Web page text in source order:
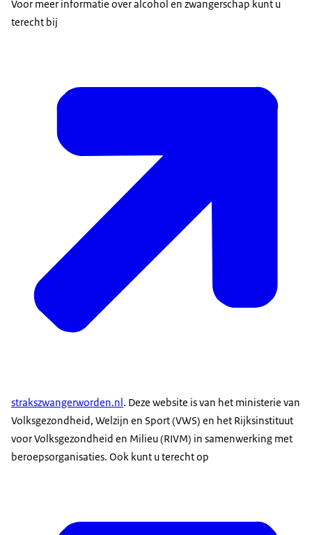
Voor meer informatie over alcohol en zwangerschap kunt u
terecht bij
strakszwangerworden.nl. Deze website is van het ministerie van
Volksgezondheid, Welzijn en Sport (VWS) en het Rijksinstituut
voor Volksgezondheid en Milieu (RIVM) in samenwerking met
beroepsorganisaties. Ook kunt u terecht op